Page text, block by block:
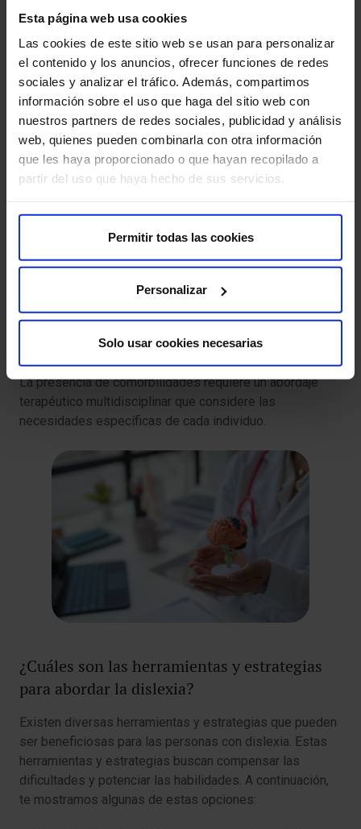
Esta página web usa cookies
Las cookies de este sitio web se usan para personalizar
el contenido y los anuncios, ofrecer funciones de redes
sociales y analizar el tráfico. Además, compartimos
información sobre el uso que haga del sitio web con
nuestros partners de redes sociales, publicidad y análisis
web, quienes pueden combinarla con otra información
que les haya proporcionado o que hayan recopilado a
partir del uso que haya hecho de sus servicios.
Permitir todas las cookies
Personalizar
Solo usar cookies necesarias
junto con la dislexia?
La dislexia puede coexistir con otros trastornos del
neurodesarrollo. La evaluación de estas comorbilidades
es importante para un plan de tratamiento
individualizado. Algunas de las condiciones que se
presentan con mayor frecuencia junto a la dislexia son:
Trastorno por déficit de atención e hiperactividad
impulsividad e hiperactividad.
afecta la capacidad para comprender conceptos
numéricos y el razonamiento matemático.
La presencia de comorbilidades requiere un abordaje
terapéutico multidisciplinar que considere las
necesidades específicas de cada individuo.
¿Cuáles son las herramientas y estrategias
para abordar la dislexia?
Existen diversas herramientas y estrategias que pueden
ser beneficiosas para las personas con dislexia. Estas
herramientas y estrategias buscan compensar las
dificultades y potenciar las habilidades. A continuación,
te mostramos algunas de estas opciones: